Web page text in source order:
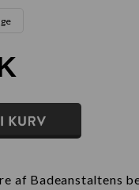
af Badeanstaltens